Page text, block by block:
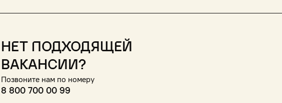
Нет подходящей
вакансии?
Позвоните нам по номеру
8 800 700 00 99